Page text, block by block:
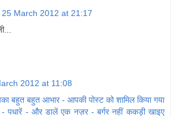
25 March 2012 at 21:17
2012 at 11:08
बहुत बहुत आभार - आपकी पोस्ट को शामिल किया गया
- पधारें - और डालें एक नज़र - बर्गर नहीं ककड़ी खाइए